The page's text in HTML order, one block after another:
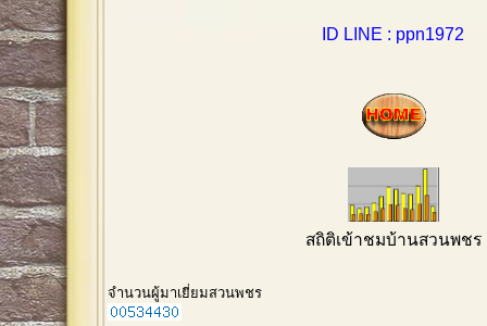
ID LINE : ppn1972
สถิติเข้าชมบ้านสวนพชร
จำนวนผู้มาเยี่ยมสวนพชร